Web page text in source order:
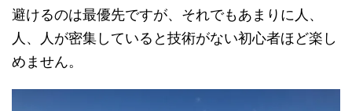
避けるのは最優先ですが、それでもあまりに人、
人、人が密集していると技術がない初心者ほど楽し
めません。